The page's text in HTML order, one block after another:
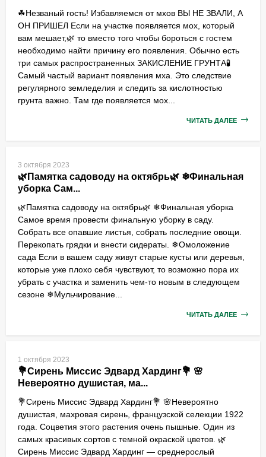
☘Незваный гость! Избавляемся от мхов ВЫ НЕ ЗВАЛИ, А
ОН ПРИШЕЛ Если на участке появляется мох, который
вам мешает,🌿 то вместо того чтобы бороться с гостем
необходимо найти причину его появления. Обычно есть
три самых распространенных ЗАКИСЛЕНИЕ ГРУНТА🧪
Самый частый вариант появления мха. Это следствие
регулярного земледелия и следить за кислотностью
грунта важно. Там где появляется мох...
ЧИТАТЬ ДАЛЕЕ
3 октября 2023
🌿Памятка садоводу на октябрь🌿 ❄Финальная
уборка Сам...
🌿Памятка садоводу на октябрь🌿 ❄Финальная уборка
Самое время провести финальную уборку в саду.
Собрать все опавшие листья, собрать последние овощи.
Перекопать грядки и внести сидераты. ❄Омоложение
сада Если в вашем саду живут старые кусты или деревья,
которые уже плохо себя чувствуют, то возможно пора их
убрать с участка и заменить чем-то новым в следующем
сезоне ❄Мульчирование...
ЧИТАТЬ ДАЛЕЕ
1 октября 2023
💐Сирень Миссис Эдвард Хардинг💐 🌸
Невероятно душистая, ма...
💐Сирень Миссис Эдвард Хардинг💐 🌸Невероятно
душистая, махровая сирень, французской селекции 1922
года. Соцветия этого растения очень пышные. Один из
самых красивых сортов с темной окраской цветов. 🌿
Сирень Миссис Эдвард Хардинг — среднерослый